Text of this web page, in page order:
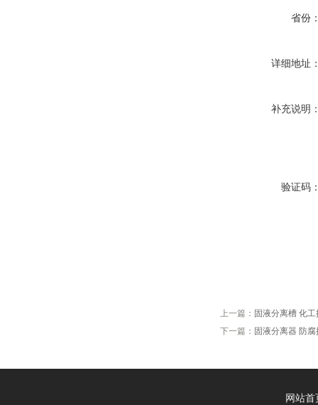
省份
详细地址
补充说明
验证码
上一篇： 固液分离槽 化
下一篇： 固液分离器 防
网站首